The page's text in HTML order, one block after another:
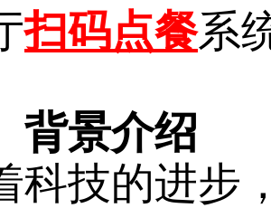
扫码点餐系
背景介绍
科技的进步